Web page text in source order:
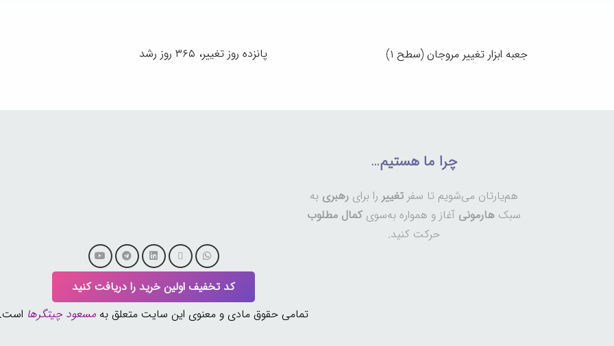
جعبه ابزار تغییر مروجان (سطح ۱) پانزده روز تغییر، ۳۶۵ روز رشد
چرا ما هستیم…
هم‌یارتان می‌شویم تا سفر تغییر را برای رهبری به
سبک هارمونی آغاز و همواره به‌سوی کمال مطلوب
حرکت کنید.
کد تخفیف اولین خرید را دریافت کنید
تمامی حقوق مادی و معنوی این سایت متعلق بهمسعود چیتگرها است.